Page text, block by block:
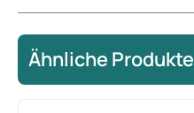
Ähnliche Produkte